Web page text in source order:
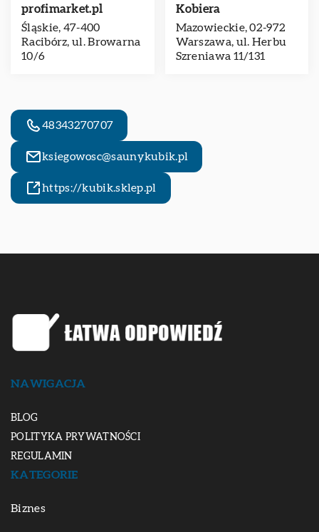
profimarket.pl
Śląskie, 47-400
Racibórz, ul. Browarna
10/6
Kobiera
Mazowieckie, 02-972
Warszawa, ul. Herbu
Szreniawa 11/131
48343270707
ksiegowosc@saunykubik.pl
https://kubik.sklep.pl
NAWIGACJA
BLOG
POLITYKA PRYWATNOŚCI
REGULAMIN
KATEGORIE
Biznes